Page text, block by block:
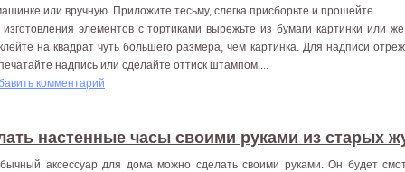
или вручную. Приложите тесьму, слегка присборьте и прошейте.
элементов с тортиками вырежьте из бумаги картинки или
на квадрат чуть большего размера, чем картинка. Для надписи
надпись или сделайте оттиск штампом....
комментарий
настенные часы своими руками из старых
аксессуар для дома можно сделать своими руками. Он будет